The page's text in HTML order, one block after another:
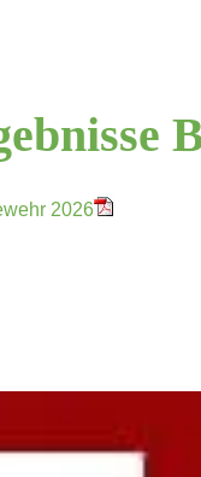
2026